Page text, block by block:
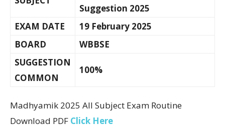
Suggestion 2025
EXAM DATE
19 February 2025
BOARD
WBBSE
SUGGESTION
COMMON
100%
Madhyamik 2025 All Subject Exam Routine
Download PDF Click Here